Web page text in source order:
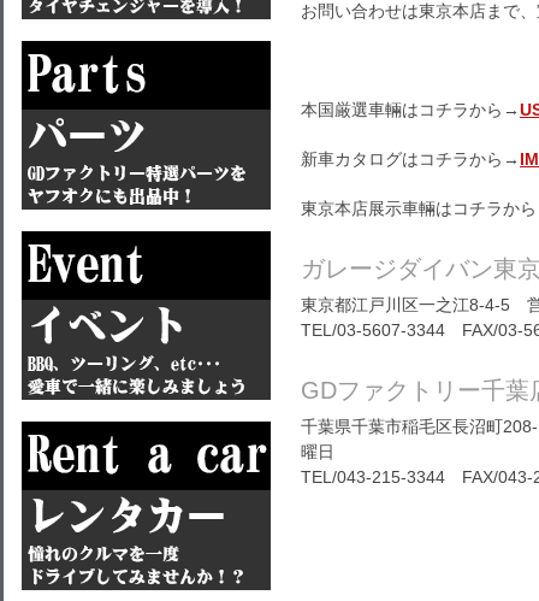
お問い合わせは東京本店まで
本国厳選車輛はコチラから→
新車カタログはコチラから→
東京本店展示車輛はコチラか
ガレージダイバン東
東京都江戸川区一之江8-4-5
TEL/03-5607-3344 FAX/03-
GDファクトリー千葉
千葉県千葉市稲毛区長沼町
曜日
TEL/043-215-3344 FAX/043-